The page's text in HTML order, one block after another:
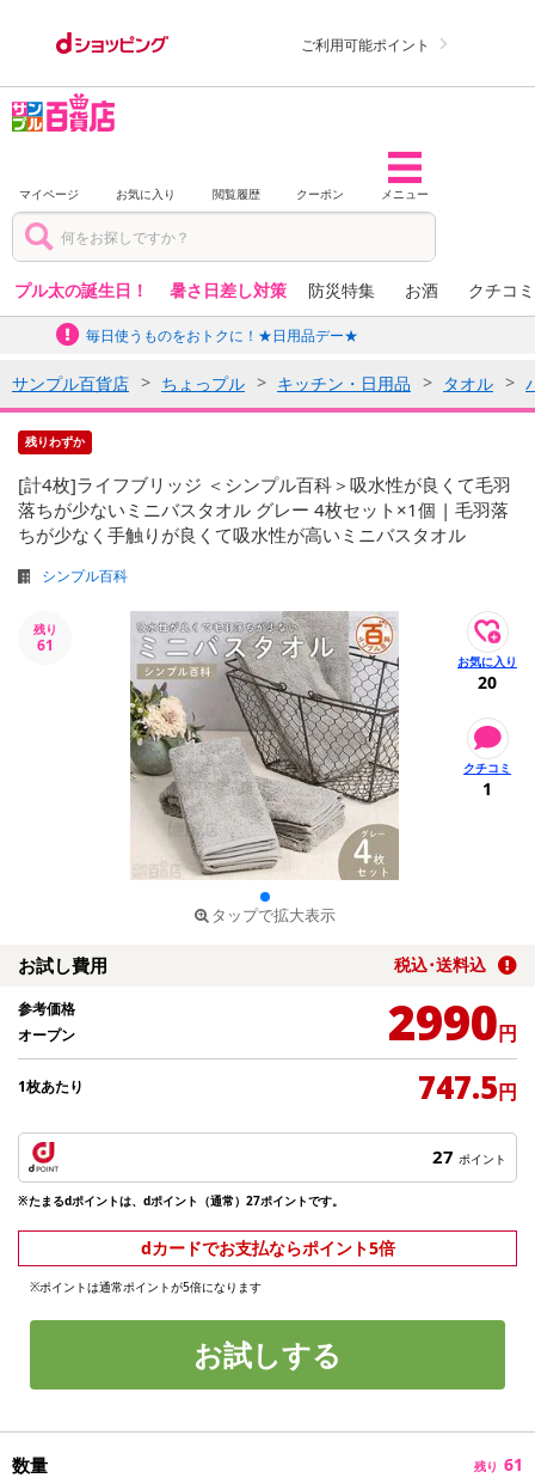
ご利用可能ポイント
マイページ お気に入り 閲覧履歴 クーポン メニュー
プル太の誕生日！ 暑さ日差し対策 防災特集 お酒 クチコ
毎日使うものをおトクに！★日用品デー★
サンプル百貨店 ちょっプル キッチン・日用品 タオル
残りわずか
[計4枚]ライフブリッジ ＜シンプル百科＞吸水性が良くて毛羽
落ちが少ないミニバスタオル グレー 4枚セット×1個 | 毛羽落
ちが少なく手触りが良くて吸水性が高いミニバスタオル
シンプル百科
残り
61
タップで拡大表示
20
1
お試し費用 税込･送料込
参考価格
オープン
2990円
1枚あたり 747.5円
27 ポイント
※たまるdポイントは、dポイント（通常）27ポイントです。
dカードでお支払ならポイント5倍
※ポイントは通常ポイントが5倍になります
お試しする
数量 残り 61